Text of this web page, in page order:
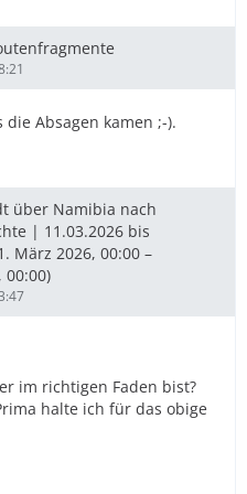
Absagen kamen ;-).
über Namibia nach
| 11.03.2026 bis
März 2026, 00:00 –
00:00)
im richtigen Faden bist?
halte ich für das obige